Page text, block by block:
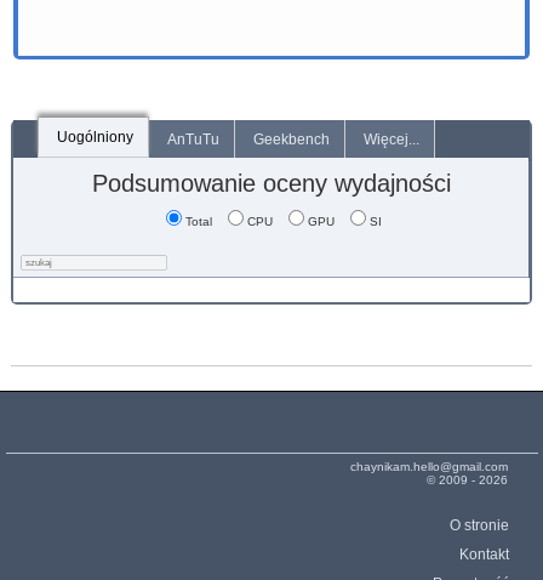
Uogólniony AnTuTu Geekbench Więcej...
Podsumowanie oceny wydajności
Total CPU GPU SI
chaynikam.hello@gmail.com
© 2009 - 2026
O stronie
Kontakt